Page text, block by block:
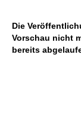
Die
Vorschau nicht
bereits